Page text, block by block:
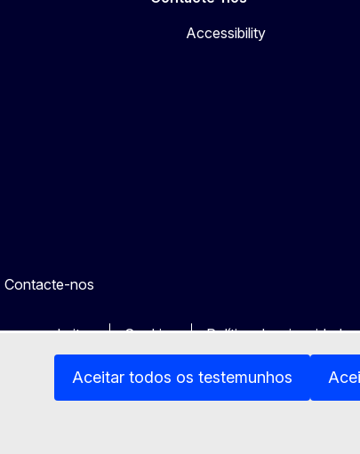
Aceitar todos os testemunhos
Accessibility
Contacte-nos
websites
Cookies Política de privacidade